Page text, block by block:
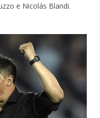
e Nicolás Blandi.